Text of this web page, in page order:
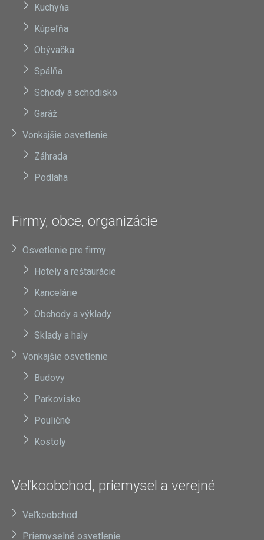
Kuchyňa
Kúpeľňa
Obývačka
Spálňa
Schody a schodisko
Garáž
Vonkajšie osvetlenie
Záhrada
Podlaha
Firmy, obce, organizácie
Osvetlenie pre firmy
Hotely a reštaurácie
Kancelárie
Obchody a výklady
Sklady a haly
Vonkajšie osvetlenie
Budovy
Parkovisko
Pouličné
Kostoly
Veľkoobchod, priemysel a verejné
Veľkoobchod
Priemyselné osvetlenie